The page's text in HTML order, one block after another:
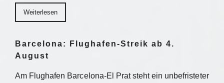
Weiterlesen
Barcelona: Flughafen-Streik ab 4.
August
Am Flughafen Barcelona-El Prat steht ein unbefristeter